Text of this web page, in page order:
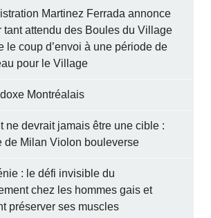
Martinez Ferrada annonce
tant attendu des Boules du Village
le coup d’envoi à une période de
pour le Village
Montréalais
ne devrait jamais être une cible :
de Milan Violon bouleverse
: le défi invisible du
chez les hommes gais et
préserver ses muscles